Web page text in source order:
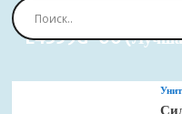
Сиденье для
E4359G-00